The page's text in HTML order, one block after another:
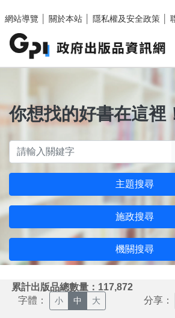
網站導覽
關於本站 隱私權及安全政策
你想找的好書在這裡
主題搜尋
施政搜尋
機關搜尋
累計出版品總數量：117,872
字體： 小 中 大 分享：